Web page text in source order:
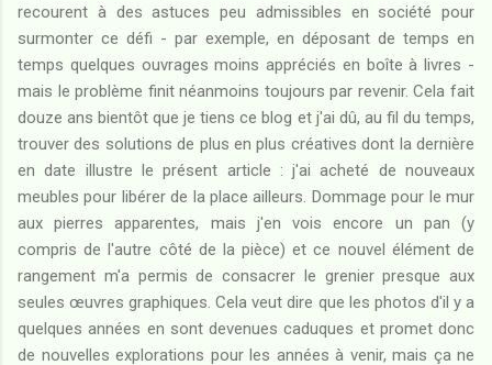
recourent à des astuces peu admissibles en société pour
surmonter ce défi - par exemple, en déposant de temps en
temps quelques ouvrages moins appréciés en boîte à livres -
mais le problème finit néanmoins toujours par revenir. Cela fait
douze ans bientôt que je tiens ce blog et j'ai dû, au fil du temps,
trouver des solutions de plus en plus créatives dont la dernière
en date illustre le présent article : j'ai acheté de nouveaux
meubles pour libérer de la place ailleurs. Dommage pour le mur
aux pierres apparentes, mais j'en vois encore un pan (y
compris de l'autre côté de la pièce) et ce nouvel élément de
rangement m'a permis de consacrer le grenier presque aux
seules œuvres graphiques. Cela veut dire que les photos d'il y a
quelques années en sont devenues caduques et promet donc
de nouvelles explorations pour les années à venir, mais ça ne